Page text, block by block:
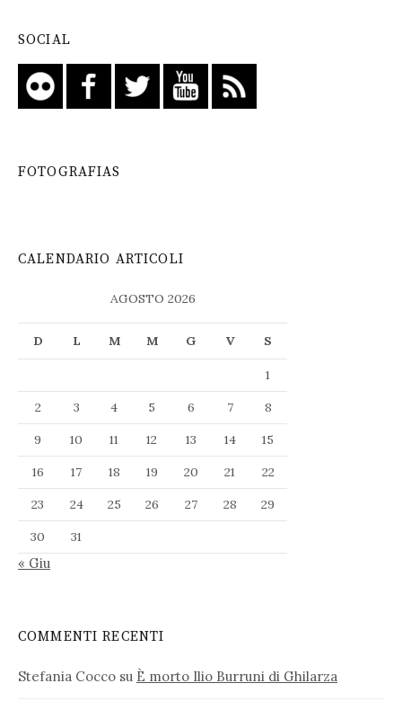
SOCIAL
FOTOGRAFIAS
CALENDARIO ARTICOLI
AGOSTO 2026
D L M M G V S
1
2
3 4 5 6 7
8
9
10 11 12 13 14
15
16
17 18 19 20 21
22
23
24 25 26 27 28
29
30
31
« Giu
COMMENTI RECENTI
Stefania Cocco su È morto Ilio Burruni di Ghilarza